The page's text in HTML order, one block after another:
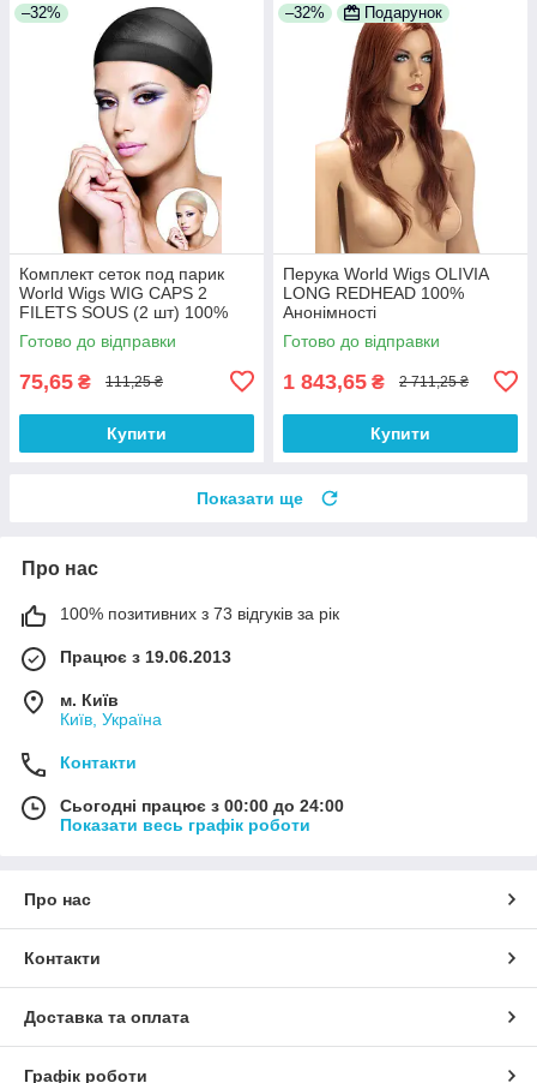
–32%
Комплект сеток под парик
World Wigs WIG CAPS 2
FILETS SOUS (2 шт) 100%
Анонімності
Готово до відправки
75,65 ₴ 111,25 ₴
Купити
–32% Подарунок
Перука World Wigs OLIVIA
LONG REDHEAD 100%
Анонімності
Готово до відправки
1 843,65 ₴ 2 711,25 ₴
Купити
Показати ще
Про нас
100% позитивних з 73 відгуків за рік
Працює з 19.06.2013
м. Київ
Київ, Україна
Контакти
Сьогодні працює з 00:00 до 24:00
Показати весь графік роботи
Про нас
Контакти
Доставка та оплата
Графік роботи